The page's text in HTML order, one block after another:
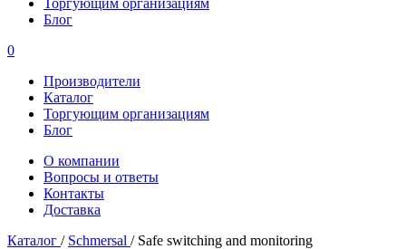
Торгующим организациям
Блог
0
Производители
Каталог
Торгующим организациям
Блог
О компании
Вопросы и ответы
Контакты
Доставка
Каталог / Schmersal / Safe switching and monitoring